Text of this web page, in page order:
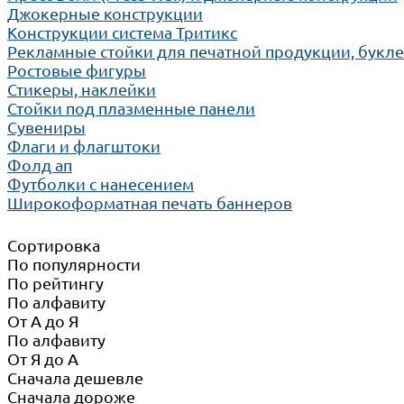
Джокерные конструкции
Конструкции система Тритикс
Рекламные стойки для печатной продукции,
Ростовые фигуры
Стикеры, наклейки
Стойки под плазменные панели
Сувениры
Флаги и флагштоки
Фолд ап
Футболки с нанесением
Широкоформатная печать баннеров
Сортировка
По популярности
По рейтингу
По алфавиту
От А до Я
По алфавиту
От Я до А
Сначала дешевле
Сначала дороже